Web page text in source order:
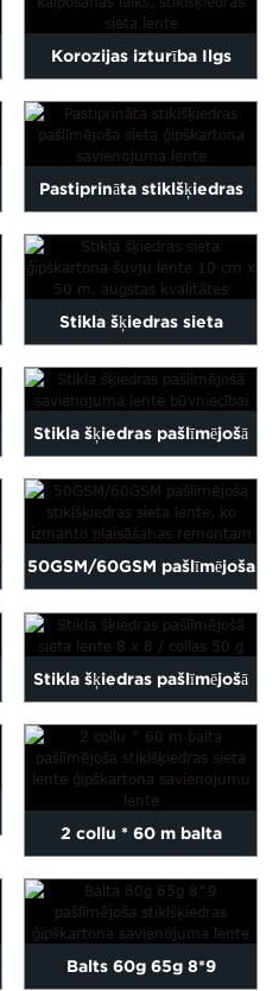
Korozijas izturība Ilgs
kalpošanas laiks Stikla
šķiedras...
Pastiprināta stiklšķiedras
pašlīmējošā sieta
ģipškartona...
Stikla šķiedras sieta
ģipškartona šuvju lente 10
cm x 50 m...
Stikla šķiedras pašlīmējošā
savienojuma lente
celtniecībai
50GSM/60GSM pašlīmējoša
stiklšķiedras sieta lente...
Stikla šķiedras pašlīmējošā
sieta lente 8 x 8 / collas...
2 collu * 60 m balta
pašlīmējoša stiklšķiedras
sieta...
Balts 60g 65g 8*9